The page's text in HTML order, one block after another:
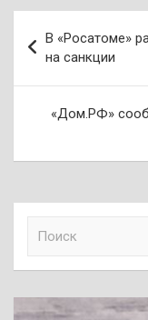
по
записям
В «Росатоме»
на санкции
«Дом.РФ»
к